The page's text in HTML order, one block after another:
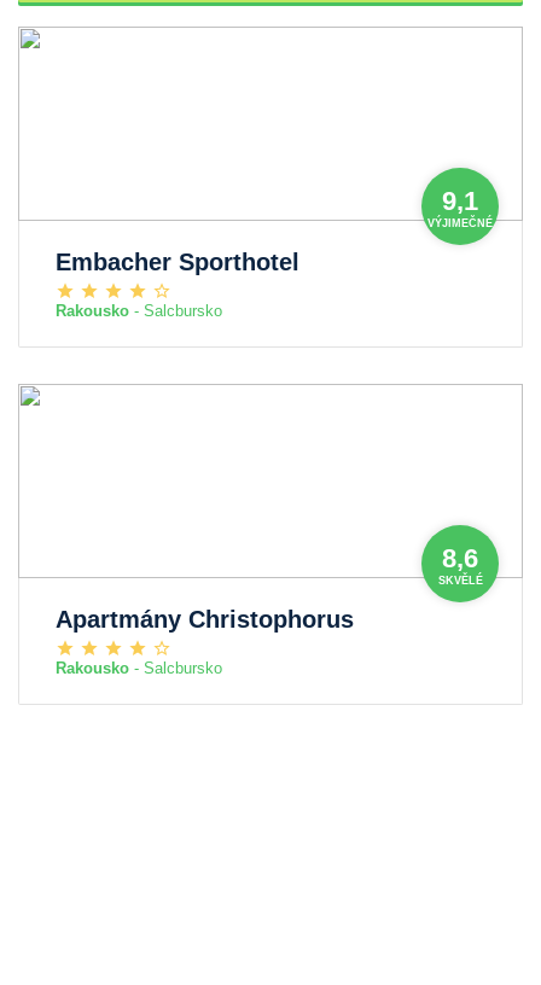
9,1
VÝJIMEČNÉ
Embacher Sporthotel
Rakousko - Salcbursko
8,6
SKVĚLÉ
Apartmány Christophorus
Rakousko - Salcbursko